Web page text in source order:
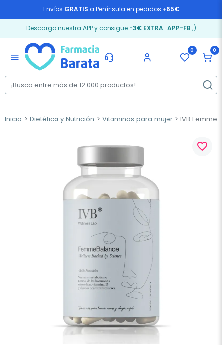
Envíos GRATIS a Península en pedidos +65€
Descarga nuestra APP y consigue -3€ EXTRA: APP-FB ;)
menu
0 0
Inicio Dietética y Nutrición Vitaminas para mujer IVB
favorite_border